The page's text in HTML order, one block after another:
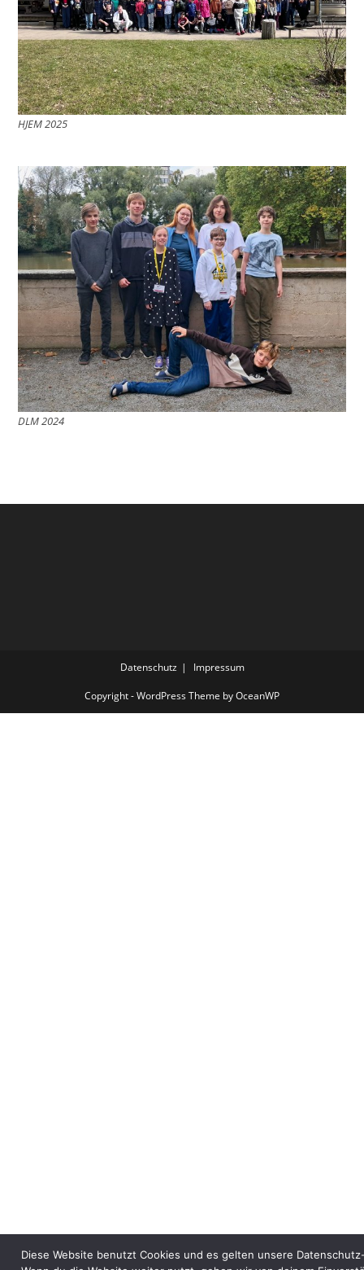
HJEM 2025
DLM 2024
Datenschutz Impressum
Copyright - WordPress Theme by OceanWP
Diese Website benutzt Cookies und es gelten unsere